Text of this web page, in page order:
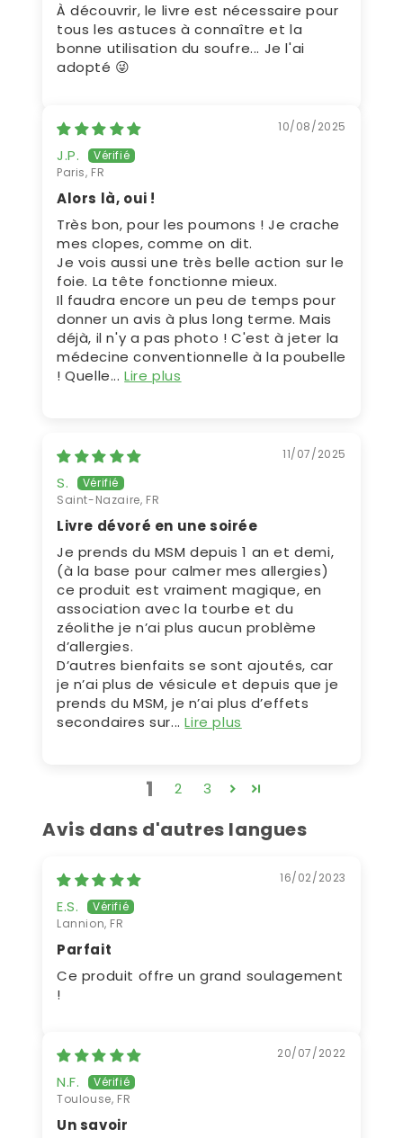
À découvrir, le livre est nécessaire pour
tous les astuces à connaître et la
bonne utilisation du soufre... Je l'ai
adopté 😜
10/08/2025
J.P.
Paris, FR
Alors là, oui !
Très bon, pour les poumons ! Je crache
mes clopes, comme on dit.
Je vois aussi une très belle action sur le
foie. La tête fonctionne mieux.
Il faudra encore un peu de temps pour
donner un avis à plus long terme. Mais
déjà, il n'y a pas photo ! C'est à jeter la
médecine conventionnelle à la poubelle
! Quelle...Lire plus
11/07/2025
S.
Saint-Nazaire, FR
Livre dévoré en une soirée
Je prends du MSM depuis 1 an et demi,
(à la base pour calmer mes allergies)
ce produit est vraiment magique, en
association avec la tourbe et du
zéolithe je n’ai plus aucun problème
d’allergies.
D’autres bienfaits se sont ajoutés, car
je n’ai plus de vésicule et depuis que je
prends du MSM, je n’ai plus d’effets
secondaires sur...Lire plus
1 2 3
Avis dans d'autres langues
16/02/2023
E.S.
Lannion, FR
Parfait
Ce produit offre un grand soulagement
!
20/07/2022
N.F.
Toulouse, FR
Un savoir